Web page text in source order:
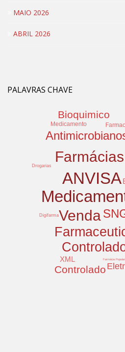
MAIO 2026
ABRIL 2026
PALAVRAS CHAVE
ANVISA
Venda
Farmácias
Controlado
Bioquimico
XML
Medicamento
Digifarma
Drogarias
Farmácia Popular